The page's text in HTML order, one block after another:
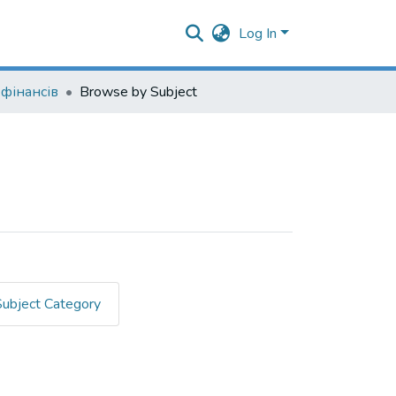
Log In
Browse by Subject
Category